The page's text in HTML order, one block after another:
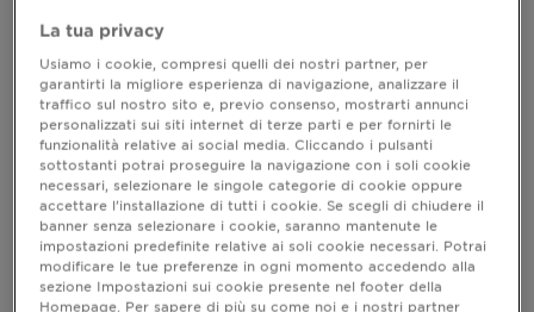
Come Scegliere ed Usare il Gel
Detergente per il Viso
Perché è consigliabile un gel detergente per
purificare il viso; scopri come usarlo e quali gli
ingredienti di origine naturale che arricchiscono i
prodotti da scegliere a seconda del tuo tipo di
pelle.
L’IMPORTANZA DELLA DETERSIONE
DEL VISO
La tua privacy
Usiamo i cookie, compresi quelli dei nostri partner, per
garantirti la migliore esperienza di navigazione, analizzare il
traffico sul nostro sito e, previo consenso, mostrarti annunci
personalizzati sui siti internet di terze parti e per fornirti le
funzionalità relative ai social media. Cliccando i pulsanti
sottostanti potrai proseguire la navigazione con i soli cookie
necessari, selezionare le singole categorie di cookie oppure
accettare l’installazione di tutti i cookie. Se scegli di chiudere il
banner senza selezionare i cookie, saranno mantenute le
impostazioni predefinite relative ai soli cookie necessari. Potrai
modificare le tue preferenze in ogni momento accedendo alla
sezione Impostazioni sui cookie presente nel footer della
Homepage. Per sapere di più su come noi e i nostri partner